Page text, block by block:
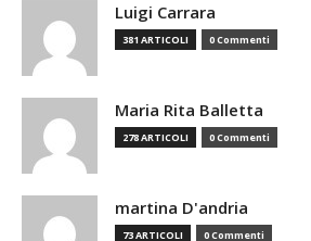
Luigi Carrara
381 ARTICOLI 0 Commenti
Maria Rita Balletta
278 ARTICOLI 0 Commenti
martina D'andria
73 ARTICOLI 0 Commenti